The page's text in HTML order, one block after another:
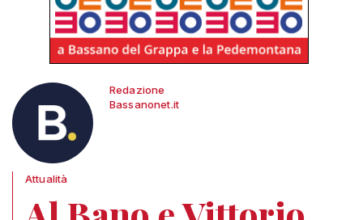
Redazione
Bassanonet.it
Attualità